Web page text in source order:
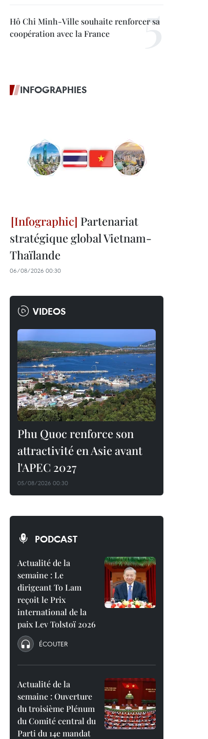
Hô Chi Minh-Ville souhaite renforcer sa
coopération avec la France
INFOGRAPHIES
Partenariat
stratégique global Vietnam-
Thaïlande
06/08/2026 00:30
VIDEOS
Phu Quoc renforce son
attractivité en Asie avant
l'APEC 2027
05/08/2026 00:30
PODCAST
Actualité de la
semaine : Le
dirigeant To Lam
reçoit le Prix
international de la
paix Lev Tolstoï 2026
ÉCOUTER
Actualité de la
semaine : Ouverture
du troisième Plénum
du Comité central du
Parti du 14e mandat